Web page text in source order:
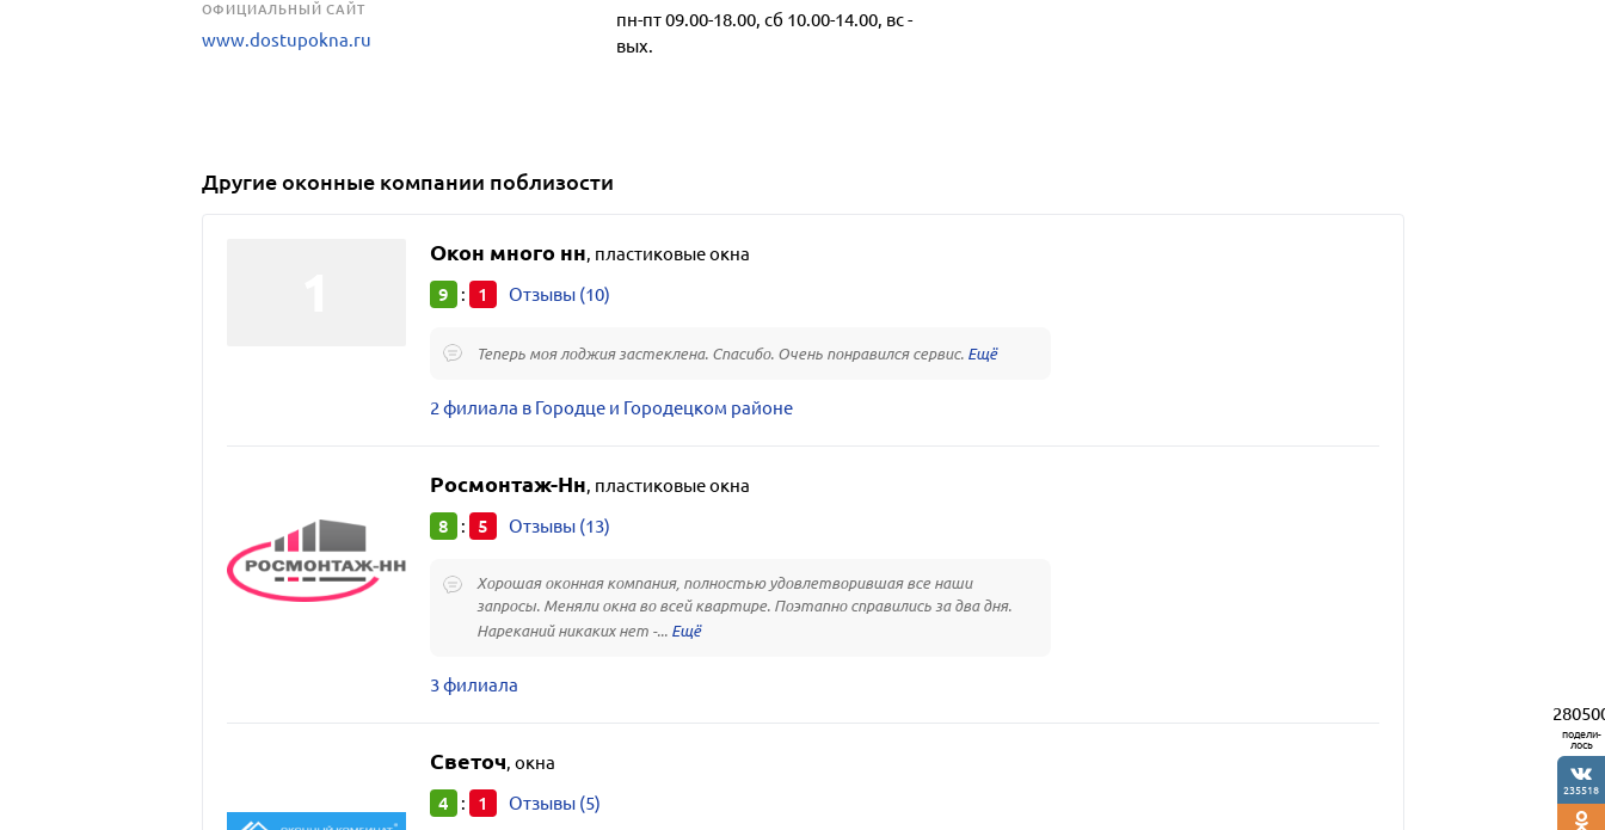
OФИЦИАЛЬНЫЙ САЙТ
www.dostupokna.ru
пн-пт 09.00-18.00, сб 10.00-14.00, вс -
вых.
Другиеоконные компании поблизости
Окон много нн, пластиковые окна
9 : 1 Отзывы (10)
Теперь моя лоджия застеклена. Спасибо. Очень понравился сервис.
2 филиала в Городце и Городецком районе
Росмонтаж-Нн, пластиковые окна
8 : 5 Отзывы (13)
Хорошая оконная компания, полностью удовлетворившая все наши
запросы. Меняли окна во всей квартире. Поэтапно справились за два дня.
Нареканий никаких нет -...
3 филиала
Светоч, окна
4 : 1 Отзывы (5)
подели-
лось
235518